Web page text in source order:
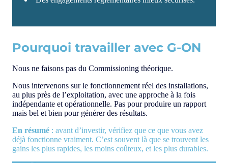
Pourquoi travailler avec G-ON
Nous ne faisons pas du Commissioning théorique.
Nous intervenons sur le fonctionnement réel des installations,
au plus près de l’exploitation, avec une approche à la fois
indépendante et opérationnelle. Pas pour produire un rapport
mais bel et bien pour générer des résultats.
En résumé : avant d’investir, vérifiez que ce que vous avez
déjà fonctionne vraiment. C’est souvent là que se trouvent les
gains les plus rapides, les moins coûteux, et les plus durables.